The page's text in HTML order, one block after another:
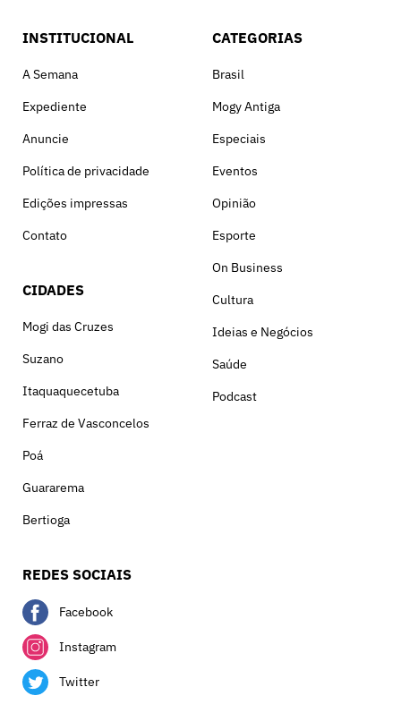
INSTITUCIONAL
A Semana
Expediente
Anuncie
Política de privacidade
Edições impressas
Contato
CIDADES
Mogi das Cruzes
Suzano
Itaquaquecetuba
Ferraz de Vasconcelos
Poá
Guararema
Bertioga
CATEGORIAS
Brasil
Mogy Antiga
Especiais
Eventos
Opinião
Esporte
On Business
Cultura
Ideias e Negócios
Saúde
Podcast
REDES SOCIAIS
Facebook
Instagram
Twitter